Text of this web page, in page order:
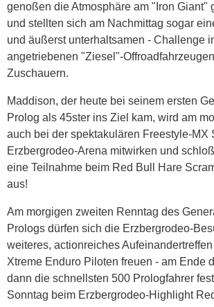
genoßen die Atmosphäre am "Iron Giant"
und stellten sich am Nachmittag sogar
und äußerst unterhaltsamen - Challenge
angetriebenen "Ziesel"-
Zuschauern.
Maddison, der heute bei seinem ersten
Prolog als 45ster ins Ziel kam, wird am
auch bei der spektakulären Freestyle-MX
Erzbergrodeo-Arena mitwirken und
eine Teilnahme beim Red Bull Hare
aus!
Am morgigen zweiten Renntag des
Prologs dürfen sich die Erzbergrodeo-
weiteres, actionreiches
Xtreme Enduro Piloten freuen - am Ende
dann die schnellsten 500 Prologfahrer
Sonntag beim Erzbergrodeo-Highlight